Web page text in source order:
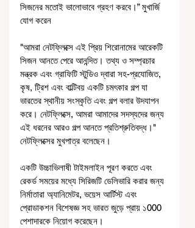
সিজনের মতোই ভালোভাবে গ্রহণ করবে।” মুখার্জি
যোগ করেন
"আমরা নেটফ্লিক্সে এই প্রিয় শিরোনামের আরেকটি
সিজন আনতে পেরে আনন্দিত। তথ্য ও সম্প্রচার
মন্ত্রক এবং গ্রাফিটি স্টুডিও দ্বারা সহ-প্রযোজিত,
কৃষ, ট্রিশ এবং বাল্টিবয় একটি চমৎকার গল্প যা
ভারতের স্থানীয় সংস্কৃতি এবং গল্প বলার উদযাপন
করে। নেটফ্লিক্সে, আমরা আমাদের সদস্যদের জন্য
এই ধরনের আরও গল্প আনতে প্রতিশ্রুতিবদ্ধ।"
নেটফ্লিক্সের মুখপাত্র বলেছেন।
একটি উচ্চাভিলাষী টাইমলাইন পূরণ করতে এবং
রেকর্ড সময়ের মধ্যে সিরিজটি ডেলিভারি করার জন্য
নির্মাতারা অ্যানিমেটর, ভয়েস আর্টিস্ট এবং
প্রোডাকশন বিশেষজ্ঞ সহ ভারত জুড়ে প্রায় ১000
পেশাদারকে নিয়োগ করেছেন।